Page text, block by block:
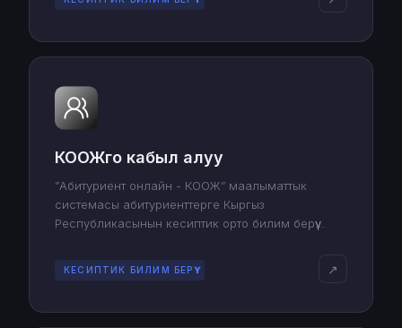
КООЖго кабыл алуу
”Абитуриент онлайн - КООЖ” маалыматтык
системасы абитуриенттерге Кыргыз
Республикасынын кесиптик орто билим берүү
түрдө катышуу мүмкүнчүлүгүн ачат.
КЕСИПТИК БИЛИМ БЕРҮҮ ↗